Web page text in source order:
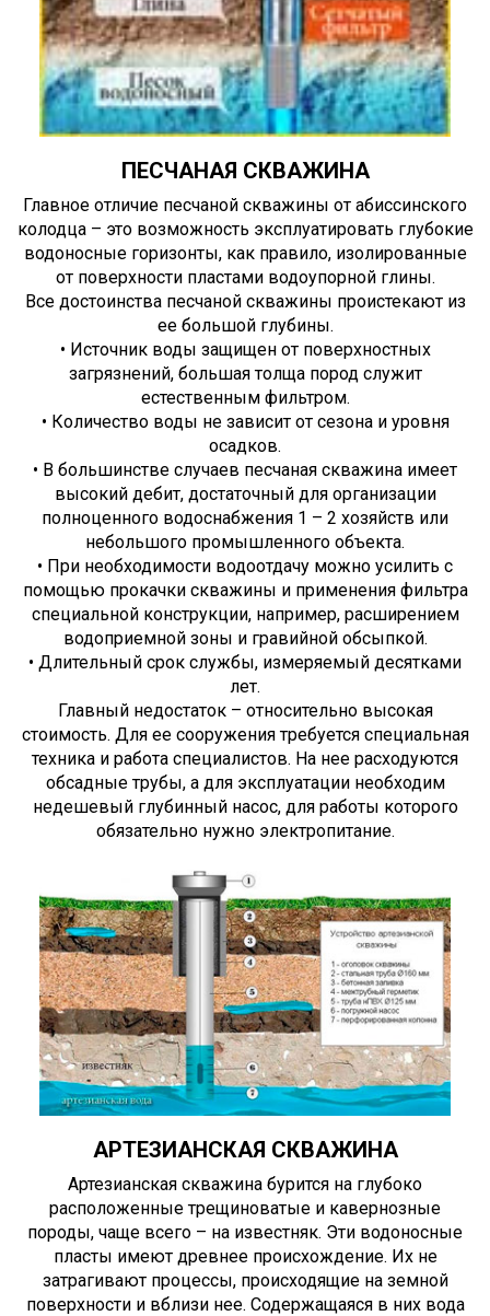
ПЕСЧАНАЯ СКВАЖИНА
Главное отличие песчаной скважины от абиссинского
колодца – это возможность эксплуатировать глубокие
водоносные горизонты, как правило, изолированные
от поверхности пластами водоупорной глины.
Все достоинства песчаной скважины проистекают из
ее большой глубины.
• Источник воды защищен от поверхностных
загрязнений, большая толща пород служит
естественным фильтром.
• Количество воды не зависит от сезона и уровня
осадков.
• В большинстве случаев песчаная скважина имеет
высокий дебит, достаточный для организации
полноценного водоснабжения 1 – 2 хозяйств или
небольшого промышленного объекта.
• При необходимости водоотдачу можно усилить с
помощью прокачки скважины и применения фильтра
специальной конструкции, например, расширением
водоприемной зоны и гравийной обсыпкой.
• Длительный срок службы, измеряемый десятками
лет.
Главный недостаток – относительно высокая
стоимость. Для ее сооружения требуется специальная
техника и работа специалистов. На нее расходуются
обсадные трубы, а для эксплуатации необходим
недешевый глубинный насос, для работы которого
обязательно нужно электропитание.
АРТЕЗИАНСКАЯ СКВАЖИНА
Артезианская скважина бурится на глубоко
расположенные трещиноватые и кавернозные
породы, чаще всего – на известняк. Эти водоносные
пласты имеют древнее происхождение. Их не
затрагивают процессы, происходящие на земной
поверхности и вблизи нее. Содержащаяся в них вода